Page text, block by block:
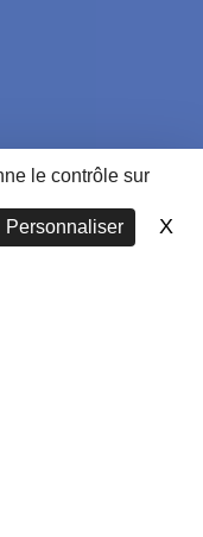
le contrôle sur
Personnaliser X